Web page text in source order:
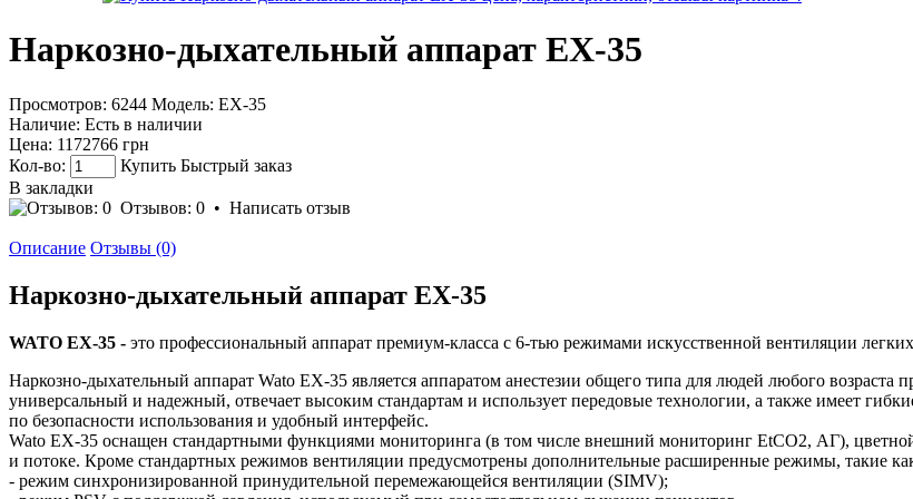
Наркозно-дыхательный аппарат EX-35
Просмотров: 6244 Модель: EX-35
Наличие: Есть в наличии
Цена: 1172766 грн
Кол-во:
Купить Быстрый заказ
В закладки
Отзывов: 0 • Написать отзыв
Описание Отзывы (0)
Наркозно-дыхательный аппарат EX-35
WATO EX-35 - это профессиональный аппарат премиум-класса с 6-тью режимами искусственной вентиляции
Наркозно-дыхательный аппарат Wato EX-35 является аппаратом анестезии общего типа для людей любого
универсальный и надежный, отвечает высоким стандартам и использует передовые технологии, а также имеет
по безопасности использования и удобный интерфейс.
Wato EX-35 оснащен стандартными функциями мониторинга (в том числе внешний мониторинг EtCO2, АГ),
и потоке. Кроме стандартных режимов вентиляции предусмотрены дополнительные расширенные режимы, такие
- режим синхронизированной принудительной перемежающейся вентиляции (SIMV);